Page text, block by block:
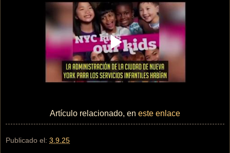
Artículo relacionado, en este enlace
Publicado el: 3.9.25